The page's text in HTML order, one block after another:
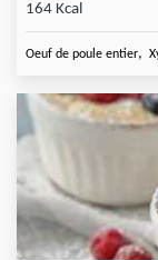
164 Kcal
Oeuf de poule entier,